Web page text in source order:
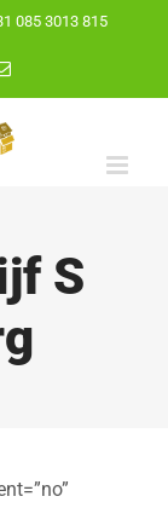
085 3013 815
E-
S